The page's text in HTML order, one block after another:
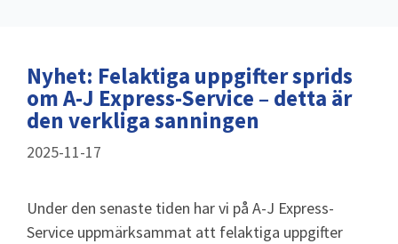
Nyhet: Felaktiga uppgifter sprids
om A-J Express-Service – detta är
den verkliga sanningen
2025-11-17
Under den senaste tiden har vi på A-J Express-
Service uppmärksammat att felaktiga uppgifter